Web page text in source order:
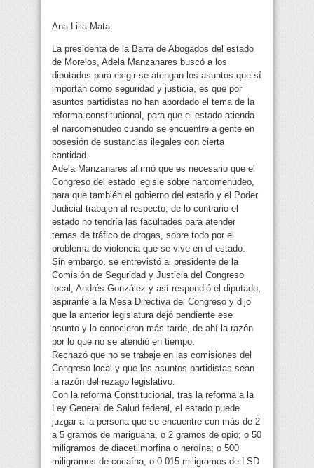
Ana Lilia Mata.
La presidenta de la Barra de Abogados del estado
de Morelos, Adela Manzanares buscó a los
diputados para exigir se atengan los asuntos que sí
importan como seguridad y justicia, es que por
asuntos partidistas no han abordado el tema de la
reforma constitucional, para que el estado atienda
el narcomenudeo cuando se encuentre a gente en
posesión de sustancias ilegales con cierta
cantidad.
Adela Manzanares afirmó que es necesario que el
Congreso del estado legisle sobre narcomenudeo,
para que también el gobierno del estado y el Poder
Judicial trabajen al respecto, de lo contrario el
estado no tendría las facultades para atender
temas de tráfico de drogas, sobre todo por el
problema de violencia que se vive en el estado.
Sin embargo, se entrevistó al presidente de la
Comisión de Seguridad y Justicia del Congreso
local, Andrés González y así respondió el diputado,
aspirante a la Mesa Directiva del Congreso y dijo
que la anterior legislatura dejó pendiente ese
asunto y lo conocieron más tarde, de ahí la razón
por lo que no se atendió en tiempo.
Rechazó que no se trabaje en las comisiones del
Congreso local y que los asuntos partidistas sean
la razón del rezago legislativo.
Con la reforma Constitucional, tras la reforma a la
Ley General de Salud federal, el estado puede
juzgar a la persona que se encuentre con más de 2
a 5 gramos de mariguana, o 2 gramos de opio; o 50
miligramos de diacetilmorfina o heroína; o 500
miligramos de cocaína; o 0.015 miligramos de LSD